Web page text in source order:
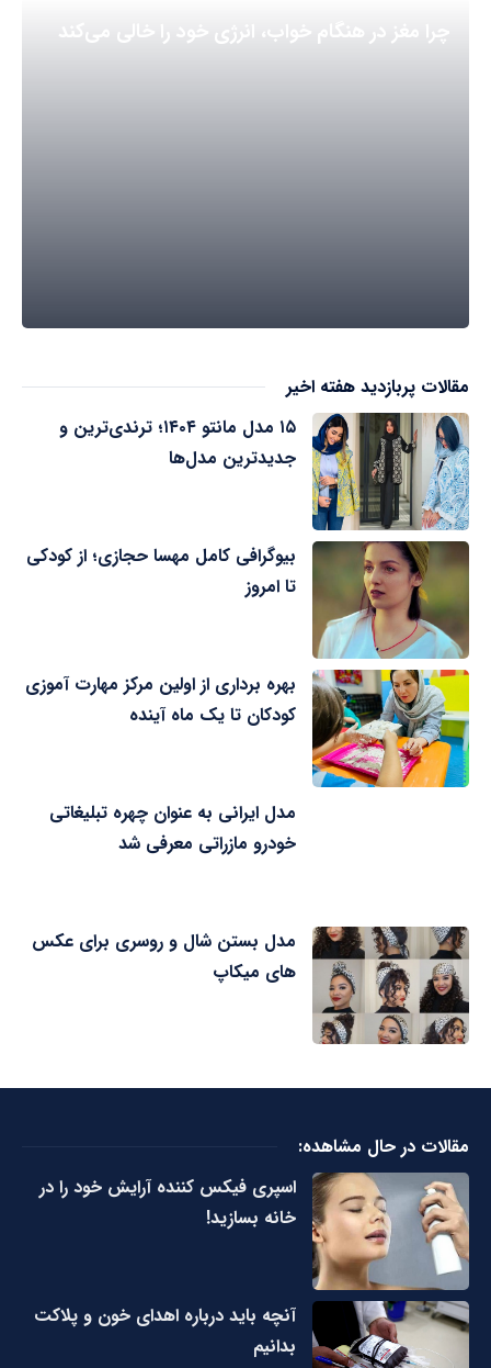
چرا مغز در هنگام خواب، انرژی خود را خالی می‌کند
مقالات پربازدید هفته اخیر
۱۵ مدل مانتو ۱۴۰۴؛ ترندی‌ترین و
جدیدترین مدل‌ها
بیوگرافی کامل مهسا حجازی؛ از کودکی
تا امروز
بهره برداری از اولین مرکز مهارت آموزی
کودکان تا یک ماه آینده
مدل ایرانی به عنوان چهره تبلیغاتی
خودرو مازراتی معرفی شد
مدل بستن شال و روسری برای عکس
های میکاپ
مقالات در حال مشاهده:
اسپری فیکس کننده آرایش خود را در
خانه بسازید!
آنچه باید درباره اهدای خون و پلاکت
بدانیم